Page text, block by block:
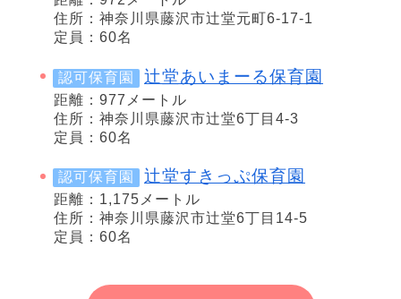
住所：神奈川県藤沢市辻堂元町6-17-1
定員：60名
認可保育園 辻堂あいまーる保育園
距離：977メートル
住所：神奈川県藤沢市辻堂6丁目4-3
定員：60名
認可保育園 辻堂すきっぷ保育園
距離：1,175メートル
住所：神奈川県藤沢市辻堂6丁目14-5
定員：60名